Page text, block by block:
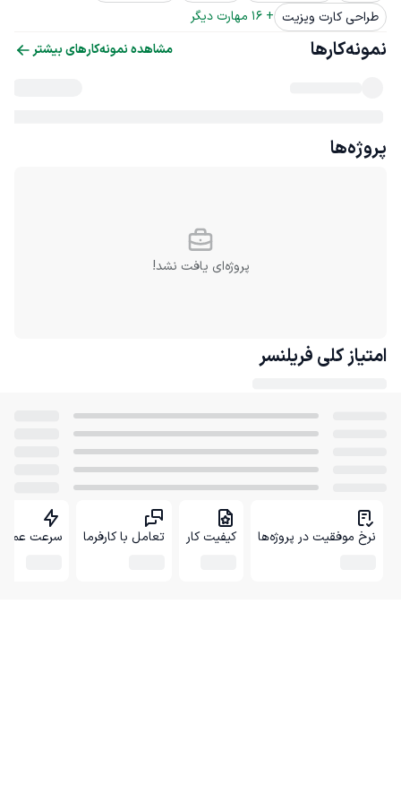
طراحی کارت ویزیت +
16 مهارت دیگر
نمونه‌کارها مشاهده نمونه‌کارهای بیشتر
پروژه‌ها
پروژه‌ای یافت نشد!
امتیاز کلی فریلنسر
نرخ موفقیت در پروژه‌ها کیفیت کار تعامل با کارفرما سرعت عمل